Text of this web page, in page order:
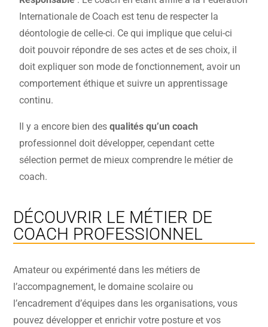
Internationale de Coach est tenu de respecter la
déontologie de celle-ci. Ce qui implique que celui-ci
doit pouvoir répondre de ses actes et de ses choix, il
doit expliquer son mode de fonctionnement, avoir un
comportement éthique et suivre un apprentissage
continu.
Il y a encore bien desqualités qu’un coach
professionnel doit développer, cependant cette
sélection permet de mieux comprendre le métier de
coach.
DÉCOUVRIR LE MÉTIER DE
COACH PROFESSIONNEL
Amateur ou expérimenté dans les métiers de
l’accompagnement, le domaine scolaire ou
l’encadrement d’équipes dans les organisations, vous
pouvez développer et enrichir votre posture et vos